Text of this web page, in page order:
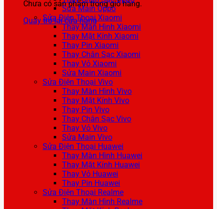
Chưa có sản phẩm trong giỏ hàng.
Quay trở lại cửa hàng
Sửa Main Oppo
Sửa Điện Thoại Xiaomi
Thay Màn Hình Xiaomi
Thay Mặt Kính Xiaomi
Thay Pin Xiaomi
Thay Chân Sạc Xiaomi
Thay Vỏ Xiaomi
Sửa Main Xiaomi
Sửa Điện Thoại Vivo
Thay Màn Hình Vivo
Thay Mặt Kính Vivo
Thay Pin Vivo
Thay Chân Sạc Vivo
Thay Vỏ Vivo
Sửa Main Vivo
Sửa Điện Thoại Huawei
Thay Màn Hình Huawei
Thay Mặt Kính Huawei
Thay Vỏ Huawei
Thay Pin Huawei
Sửa Điện Thoại Realme
Thay Màn Hình Realme